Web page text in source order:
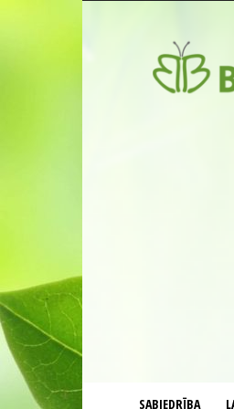
SABIEDRĪBA